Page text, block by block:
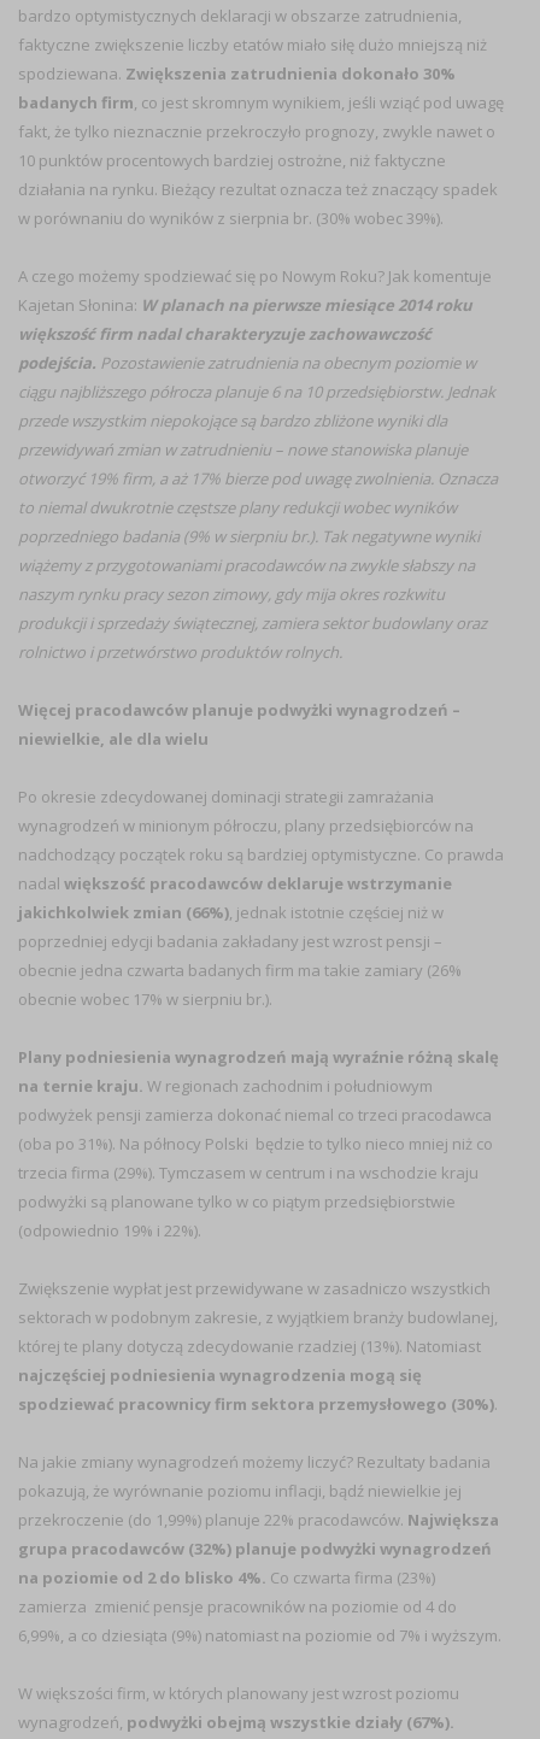
bardzo optymistycznych deklaracji w obszarze zatrudnienia,
faktyczne zwiększenie liczby etatów miało siłę dużo mniejszą niż
spodziewana. Zwiększenia zatrudnienia dokonało 30%
badanych firm, co jest skromnym wynikiem, jeśli wziąć pod uwagę
fakt, że tylko nieznacznie przekroczyło prognozy, zwykle nawet o
10 punktów procentowych bardziej ostrożne, niż faktyczne
działania na rynku. Bieżący rezultat oznacza też znaczący spadek
w porównaniu do wyników z sierpnia br. (30% wobec 39%).
A czego możemy spodziewać się po Nowym Roku? Jak komentuje
Kajetan Słonina: W planach na pierwsze miesiące 2014 roku
większość firm nadal charakteryzuje zachowawczość
podejścia. Pozostawienie zatrudnienia na obecnym poziomie w
ciągu najbliższego półrocza planuje 6 na 10 przedsiębiorstw. Jednak
przede wszystkim niepokojące są bardzo zbliżone wyniki dla
przewidywań zmian w zatrudnieniu – nowe stanowiska planuje
otworzyć 19% firm, a aż 17% bierze pod uwagę zwolnienia. Oznacza
to niemal dwukrotnie częstsze plany redukcji wobec wyników
poprzedniego badania (9% w sierpniu br.). Tak negatywne wyniki
wiążemy z przygotowaniami pracodawców na zwykle słabszy na
naszym rynku pracy sezon zimowy, gdy mija okres rozkwitu
produkcji i sprzedaży świątecznej, zamiera sektor budowlany oraz
rolnictwo i przetwórstwo produktów rolnych.
Więcej pracodawców planuje podwyżki wynagrodzeń –
niewielkie, ale dla wielu
Po okresie zdecydowanej dominacji strategii zamrażania
wynagrodzeń w minionym półroczu, plany przedsiębiorców na
nadchodzący początek roku są bardziej optymistyczne. Co prawda
nadal większość pracodawców deklaruje wstrzymanie
jakichkolwiek zmian (66%), jednak istotnie częściej niż w
poprzedniej edycji badania zakładany jest wzrost pensji –
obecnie jedna czwarta badanych firm ma takie zamiary (26%
obecnie wobec 17% w sierpniu br.).
Plany podniesienia wynagrodzeń mają wyraźnie różną skalę
na ternie kraju. W regionach zachodnim i południowym
podwyżek pensji zamierza dokonać niemal co trzeci pracodawca
(oba po 31%). Na północy Polski będzie to tylko nieco mniej niż co
trzecia firma (29%). Tymczasem w centrum i na wschodzie kraju
podwyżki są planowane tylko w co piątym przedsiębiorstwie
(odpowiednio 19% i 22%).
Zwiększenie wypłat jest przewidywane w zasadniczo wszystkich
sektorach w podobnym zakresie, z wyjątkiem branży budowlanej,
której te plany dotyczą zdecydowanie rzadziej (13%). Natomiast
najczęściej podniesienia wynagrodzenia mogą się
spodziewać pracownicy firm sektora przemysłowego (30%).
Na jakie zmiany wynagrodzeń możemy liczyć? Rezultaty badania
pokazują, że wyrównanie poziomu inflacji, bądź niewielkie jej
przekroczenie (do 1,99%) planuje 22% pracodawców. Największa
grupa pracodawców (32%) planuje podwyżki wynagrodzeń
na poziomie od 2 do blisko 4%. Co czwarta firma (23%)
zamierza zmienić pensje pracowników na poziomie od 4 do
6,99%, a co dziesiąta (9%) natomiast na poziomie od 7% i wyższym.
W większości firm, w których planowany jest wzrost poziomu
wynagrodzeń, podwyżki obejmą wszystkie działy (67%).